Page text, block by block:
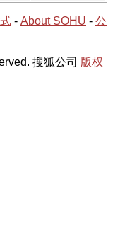
- About SOHU - 公
搜狐公司 版权